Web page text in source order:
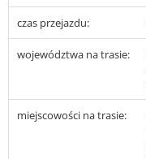
czas przejazdu:
województwa na trasie:
miejscowości na trasie: